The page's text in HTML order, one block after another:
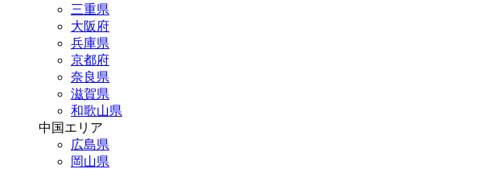
三重県
大阪府
兵庫県
京都府
奈良県
滋賀県
和歌山県
中国エリア
広島県
岡山県